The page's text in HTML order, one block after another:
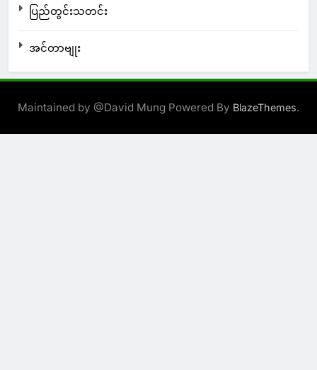
ပြည်တွင်းသတင်း
အင်တာဗျုး
Maintained by @David Mung Powered By BlazeThemes.